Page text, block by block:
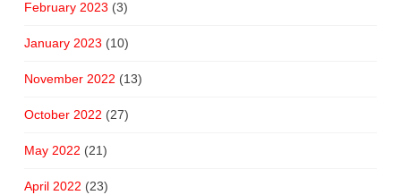
February 2023 (3)
January 2023 (10)
November 2022 (13)
October 2022 (27)
May 2022 (21)
April 2022 (23)